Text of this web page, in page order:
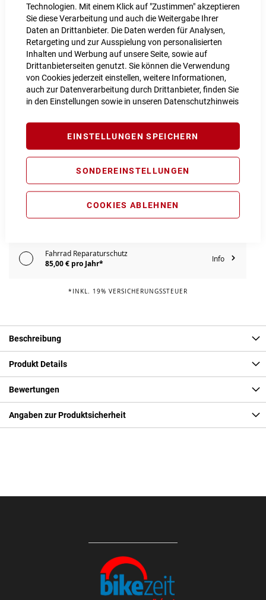
Technologien. Mit einem Klick auf "Zustimmen" akzeptieren
Sie diese Verarbeitung und auch die Weitergabe Ihrer
Daten an Drittanbieter. Die Daten werden für Analysen,
Retargeting und zur Ausspielung von personalisierten
Inhalten und Werbung auf unsere Seite, sowie auf
Drittanbieterseiten genutzt. Sie können die Verwendung
von Cookies jederzeit einstellen, weitere Informationen,
auch zur Datenverarbeitung durch Drittanbieter, finden Sie
in den Einstellungen sowie in unseren Datenschutzhinweis
EINSTELLUNGEN SPEICHERN
SONDEREINSTELLUNGEN
COOKIES ABLEHNEN
LIEFERZEIT 3 - 4 Werktage
IN DEN WARENKORB
PROBEFAHRT VEREINBAREN
Produktanfrage stellen
Extra Schutz? Jetzt Tarife entdecken!
Fahrrad Komplettschutz
109,00 € pro Jahr*
Fahrrad Reparaturschutz
85,00 € pro Jahr*
Info
*INKL. 19% VERSICHERUNGSSTEUER
Beschreibung
Produkt Details
Bewertungen
Angaben zur Produktsicherheit